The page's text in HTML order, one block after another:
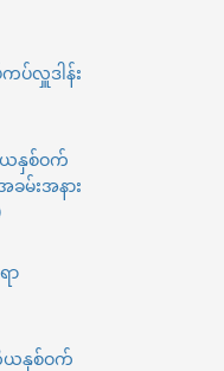
ပ်လှူဒါန်း
ယနှစ်ဝက်
မ်းအနား
ာ
ယနှစ်ဝက်